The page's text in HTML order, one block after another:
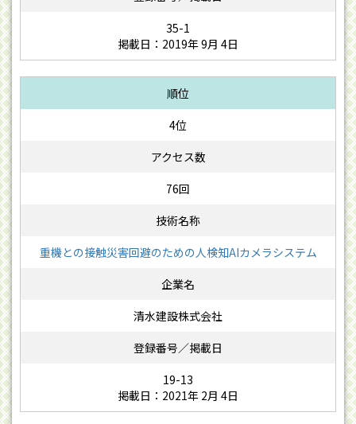
35-1
掲載日：2019年 9月 4日
4位
76回
重機との接触災害回避のための人検知AIカメラシステム
清水建設株式会社
19-13
掲載日：2021年 2月 4日